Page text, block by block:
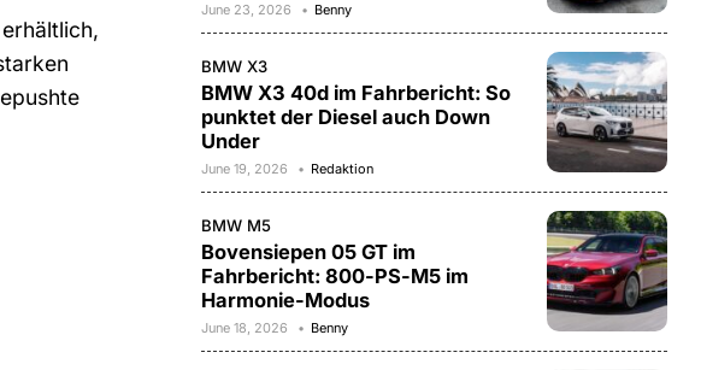
June 23, 2026 Benny
BMW X3
BMW X3 40d im Fahrbericht: So
punktet der Diesel auch Down
Under
June 19, 2026 Redaktion
BMW M5
Bovensiepen 05 GT im
Fahrbericht: 800-PS-M5 im
Harmonie-Modus
June 18, 2026 Benny